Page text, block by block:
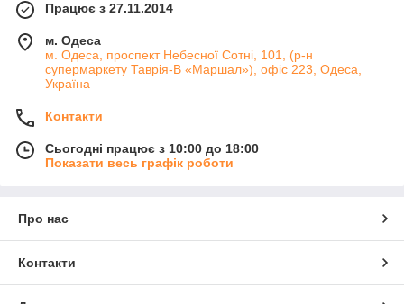
Працює з 27.11.2014
м. Одеса
м. Одеса, проспект Небесної Сотні, 101, (р-н
супермаркету Таврія-В «Маршал»), офіс 223, Одеса,
Україна
Контакти
Сьогодні працює з 10:00 до 18:00
Показати весь графік роботи
Про нас
Контакти